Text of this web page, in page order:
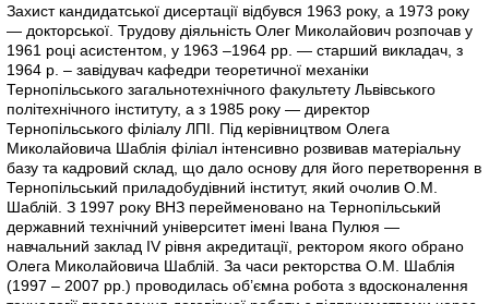
Захист кандидатської дисертації відбувся 1963 року, а 1973 року
— докторської. Трудову діяльність Олег Миколайович розпочав у
1961 році асистентом, у 1963 –1964 рр. — старший викладач, з
1964 р. – завідувач кафедри теоретичної механіки
Тернопільського загальнотехнічного факультету Львівського
політехнічного інституту, а з 1985 року — директор
Тернопільського філіалу ЛПІ. Під керівництвом Олега
Миколайовича Шаблія філіал інтенсивно розвивав матеріальну
базу та кадровий склад, що дало основу для його перетворення в
Тернопільський приладобудівний інститут, який очолив О.М.
Шаблій. З 1997 року ВНЗ перейменовано на Тернопільський
державний технічний університет імені Івана Пулюя —
навчальний заклад IV рівня акредитації, ректором якого обрано
Олега Миколайовича Шаблій. За часи ректорства О.М. Шаблія
(1997 – 2007 рр.) проводилась об’ємна робота з вдосконалення